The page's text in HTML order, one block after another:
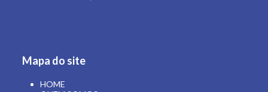
E-BOOKS
ARTIGOS
ÁREA RESTRITA